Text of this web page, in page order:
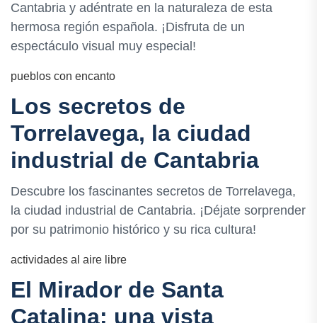
Cantabria y adéntrate en la naturaleza de esta
hermosa región española. ¡Disfruta de un
espectáculo visual muy especial!
pueblos con encanto
Los secretos de
Torrelavega, la ciudad
industrial de Cantabria
Descubre los fascinantes secretos de Torrelavega,
la ciudad industrial de Cantabria. ¡Déjate sorprender
por su patrimonio histórico y su rica cultura!
actividades al aire libre
El Mirador de Santa
Catalina: una vista